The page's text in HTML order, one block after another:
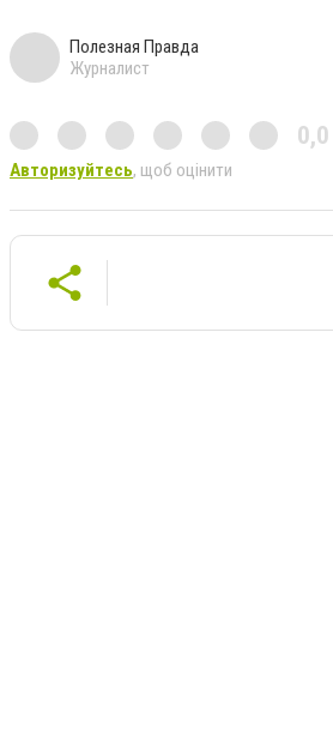
Полезная Правда
Журналист
0,0
Авторизуйтесь, щоб оцінити